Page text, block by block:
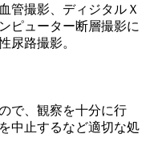
管撮影、ディジタルＸ
ピューター断層撮影に
尿路撮影。
で、観察を十分に行
中止するなど適切な処